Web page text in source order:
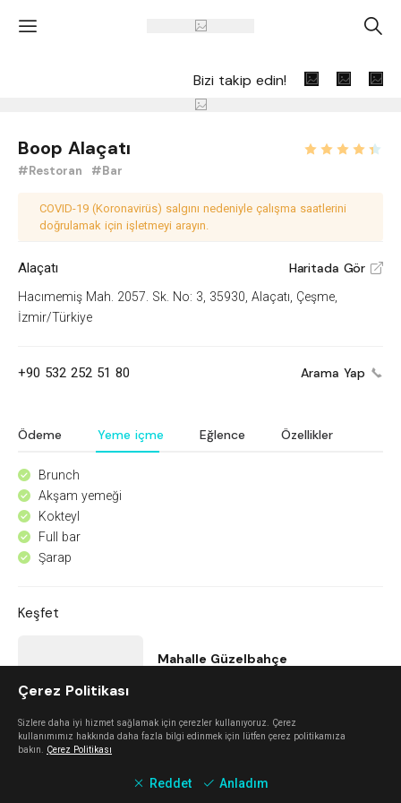
' A
Bizi takip edin!
Boop Alaçatı
#Restoran #Bar
COVID-19 (Koronavirüs) salgını nedeniyle çalışma saatlerini
doğrulamak için işletmeyi arayın.
Alaçatı Haritada Gör V
Hacımemiş Mah. 2057. Sk. No: 3, 35930, Alaçatı, Çeşme,
İzmir/Türkiye
+90 532 252 51 80 Arama Yap
Ödeme Yeme içme Eğlence Özellikler
^ Brunch
^ Akşam yemeği
^ Kokteyl
^ Full bar
^ Şarap
Keşfet
Mahalle Güzelbahçe
Çerez Politikası
Sizlere daha iyi hizmet sağlamak için çerezler kullanıyoruz. Çerez
kullanımımız hakkında daha fazla bilgi edinmek için lütfen çerez politikamıza
bakın. Çerez Politikası
Reddet Anladım